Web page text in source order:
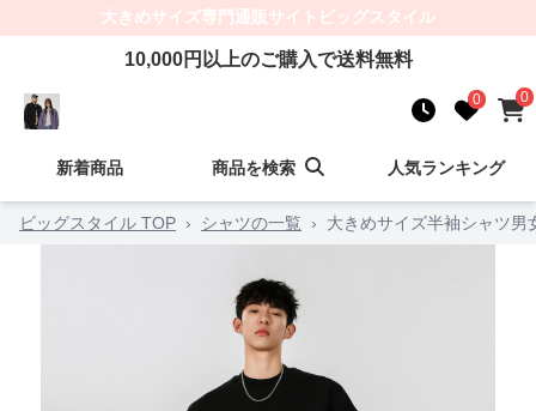
大きめサイズ専門通販サイト ビッグスタイル
10,000円以上のご購入で送料無料
0 0
新着商品 商品を検索 人気ランキング
ビッグスタイル TOP › シャツの一覧 › 大きめサイズ半袖シャツ男